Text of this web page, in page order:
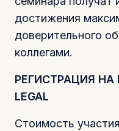
достижения
доверительного
коллегами.
РЕГИСТРАЦИЯ НА
LEGAL
Стоимость